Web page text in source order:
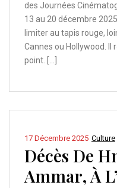
des Journées
13 au 20 décembre
limiter au tapis rouge,
Cannes ou Hollywood. Il
point. […]
Culture
17 Décembre 2025
Décès De
Ammar, À